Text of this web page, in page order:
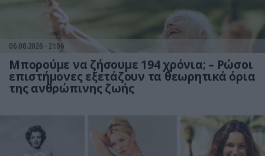
06.08.2026 21:06
Μπορούμε να ζήσουμε 194 χρόνια; – Ρώσοι
επιστήμονες εξετάζουν τα θεωρητικά όρια
της ανθρώπινης ζωής